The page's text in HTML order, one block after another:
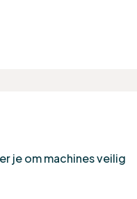
je om machines veilig